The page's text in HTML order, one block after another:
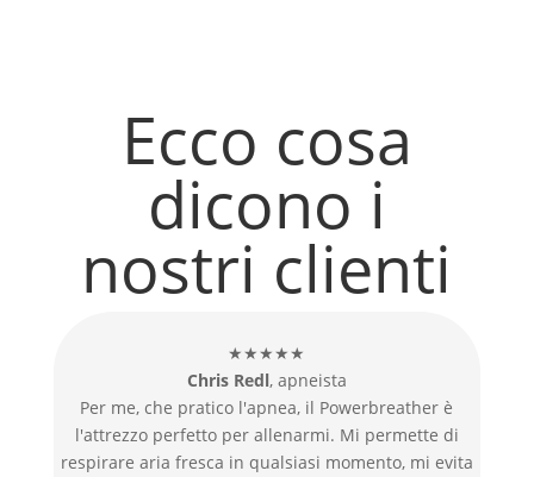
Ecco cosa
dicono i
nostri clienti
Per me, che pratico l'apnea, il Powerbreather è
l'attrezzo perfetto per allenarmi. Mi permette di
respirare aria fresca in qualsiasi momento, mi evita
★★★★★
Chris Redl, apneista